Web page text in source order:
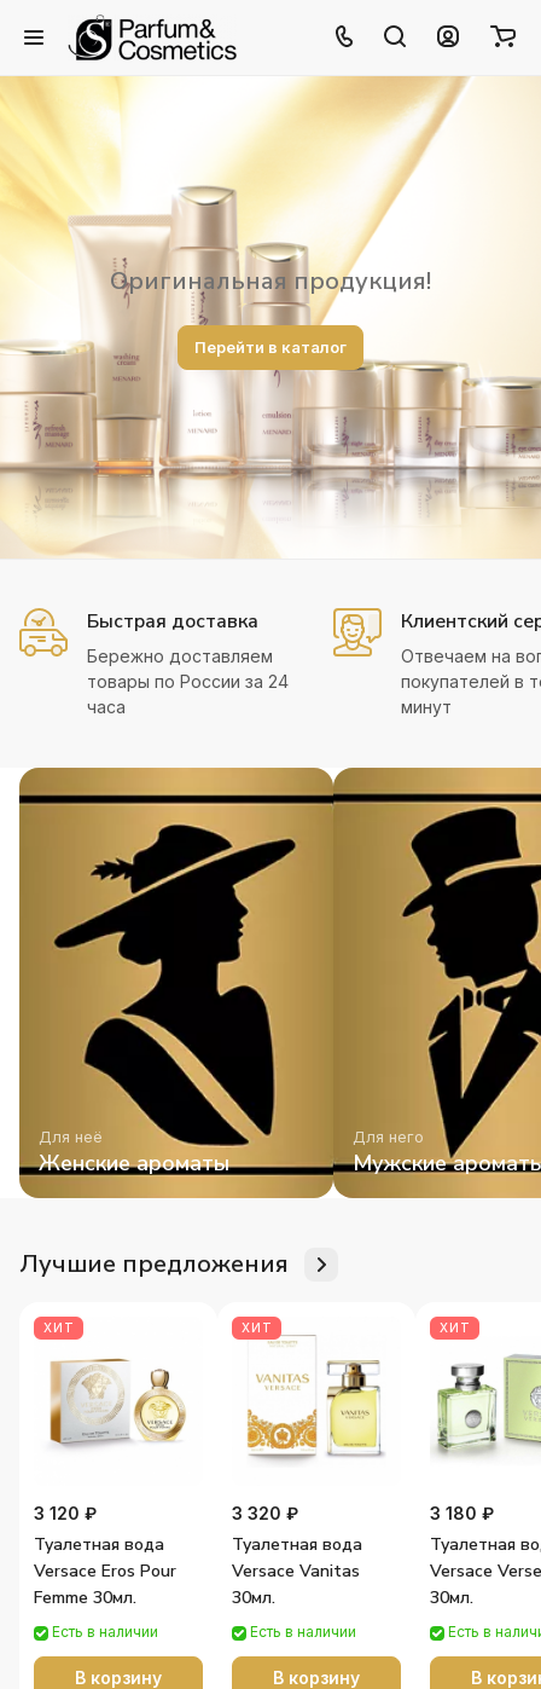
Оригинальная продукция!
Перейти в каталог
Быстрая доставка
Бережно доставляем
товары по России за 24
часа
Клиентский
Отвечаем на
покупателей в
минут
Для неё
Женские ароматы
Для него
Мужские
Лучшие предложения
ХИТ
3 120 ₽
Туалетная вода
Versace Eros Pour
Femme 30мл.
Есть в наличии
В корзину
ХИТ
3 320 ₽
Туалетная вода
Versace Vanitas
30мл.
Есть в наличии
В корзину
ХИТ
3 180 ₽
Туалетная
Versace
30мл.
Есть в
В